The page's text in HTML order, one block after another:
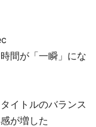
間が「一瞬」にな
イトルのバランス
が増した